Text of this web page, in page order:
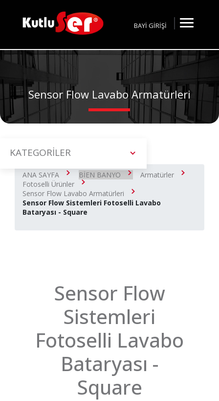
BAYİ GİRİŞİ
Sensor Flow Lavabo Armatürleri
KATEGORİLER
ANA SAYFA BİEN BANYO
Armatürler
Fotoselli Ürünler
Sensor Flow Lavabo Armatürleri
Sensor Flow Sistemleri Fotoselli Lavabo
Bataryası - Square
Sensor Flow
Sistemleri
Fotoselli Lavabo
Bataryası -
Square